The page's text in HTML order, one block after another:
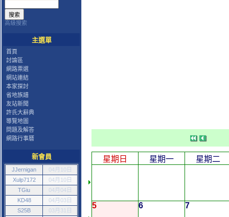
高級搜索
主選單
首頁
討論區
網路票選
網站連結
本家探討
省地族譜
友站新聞
許氏大辭典
導覽地圖
問題及解答
網路行事曆
新會員
JJernigan
04月10日
Xulp7172
04月10日
TGiu
04月04日
KD48
04月03日
S25B
03月31日
星期日 星期一 星期二
5 6 7